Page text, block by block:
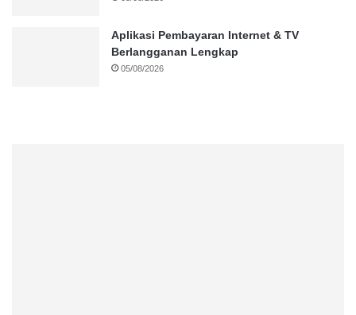
Aplikasi Pembayaran Internet & TV
Berlangganan Lengkap
05/08/2026